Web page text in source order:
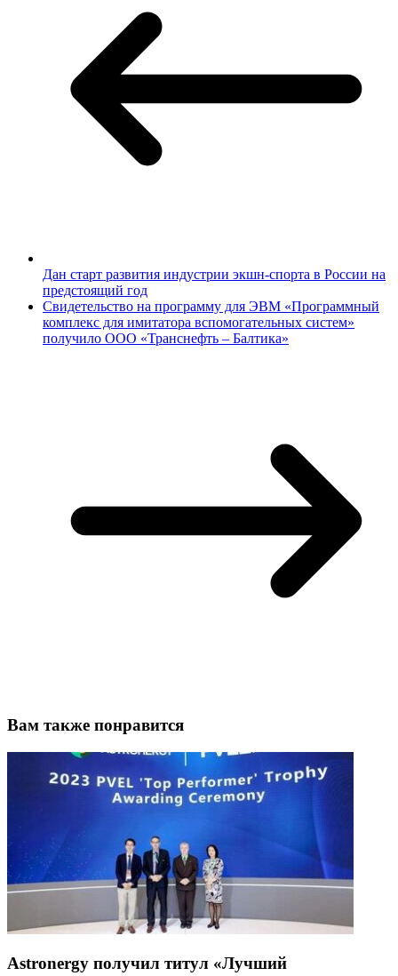
Дан старт развития индустрии экшн-спорта в России на
предстоящий год
Свидетельство на программу для ЭВМ «Программный
комплекс для имитатора вспомогательных систем»
получило ООО «Транснефть – Балтика»
Вам также понравится
Astronergy получил титул «Лучший